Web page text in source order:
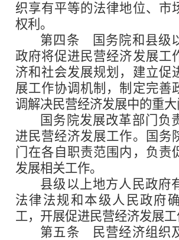
织享有平等的法律地位、市
权利。
第四条 国务院和县级
政府将促进民营经济发展工
济和社会发展规划，建立促
展工作协调机制，制定完善
调解决民营经济发展中的重大
国务院发展改革部门负
进民营经济发展工作。国务
门在各自职责范围内，负责
发展相关工作。
县级以上地方人民政府
法律法规和本级人民政府
工，开展促进民营经济发展工
第五条 民营经济组织